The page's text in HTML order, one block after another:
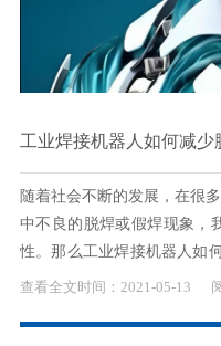
工业焊接机器人如何减少
随着社会不断的发展，在很
中不良的脱焊或假焊现象，
性。那么工业焊接机器人如
家介绍：工业焊接机器人工
查看全文时间： 2021-05-13